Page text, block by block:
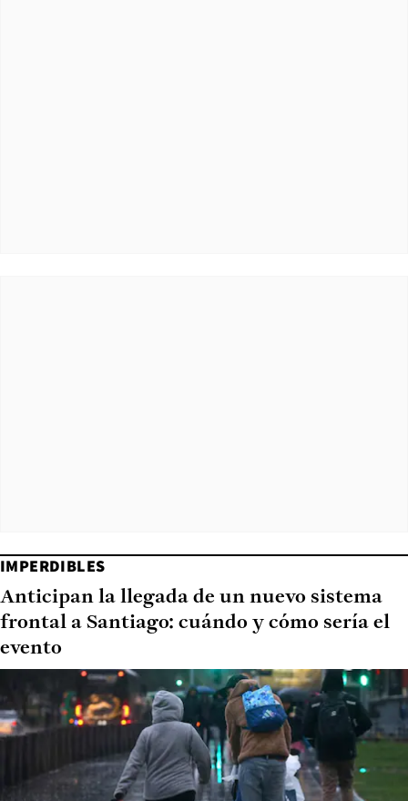
IMPERDIBLES
Anticipan la llegada de un nuevo sistema
frontal a Santiago: cuándo y cómo sería el
evento